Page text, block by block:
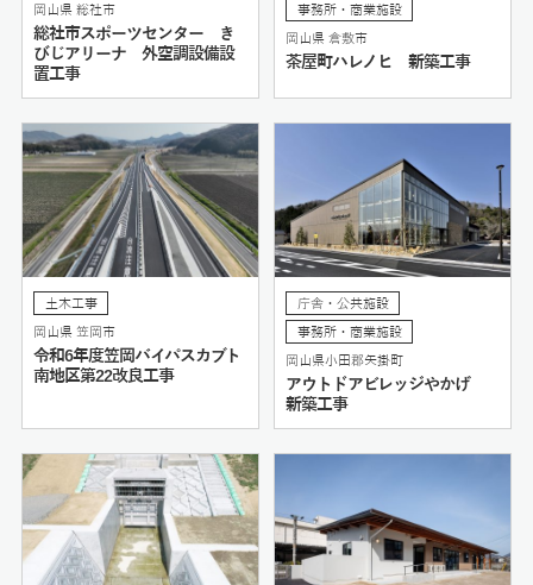
岡山県 総社市
総社市スポーツセンター き
びじアリーナ 外空調設備設
置工事
事務所・商業施設
岡山県 倉敷市
茶屋町ハレノヒ 新築工事
土木工事
岡山県 笠岡市
令和6年度笠岡バイパスカブト
南地区第22改良工事
庁舎・公共施設
事務所・商業施設
岡山県小田郡矢掛町
アウトドアビレッジやかげ
新築工事